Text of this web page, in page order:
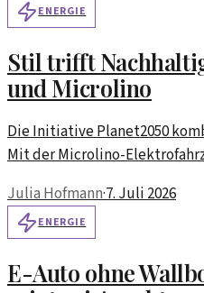
ENERGIE
Stil trifft
und Microlino
Die Initiative Planet2050
Mit der Microlino-
den Klimaschutz geschaffen.
Julia Hofmann·7. Juli 2026
ENERGIE
E-Auto ohne